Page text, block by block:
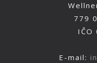
779
IČO
E-mail: